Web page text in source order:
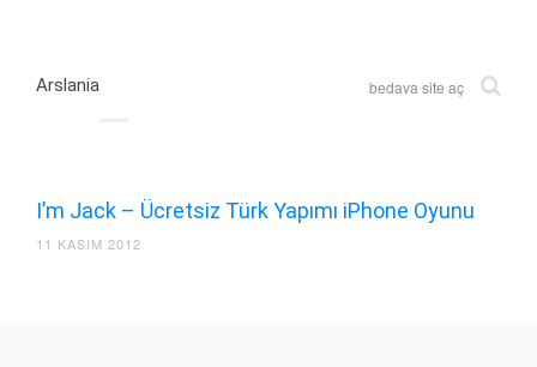
Arslania bedava site aç
I’m Jack – Ücretsiz Türk Yapımı iPhone Oyunu
11 KASIM 2012